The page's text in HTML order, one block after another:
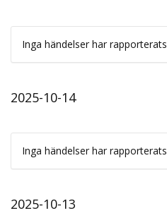
Inga händelser har rapporterats
2025-10-14
Inga händelser har rapporterats
2025-10-13